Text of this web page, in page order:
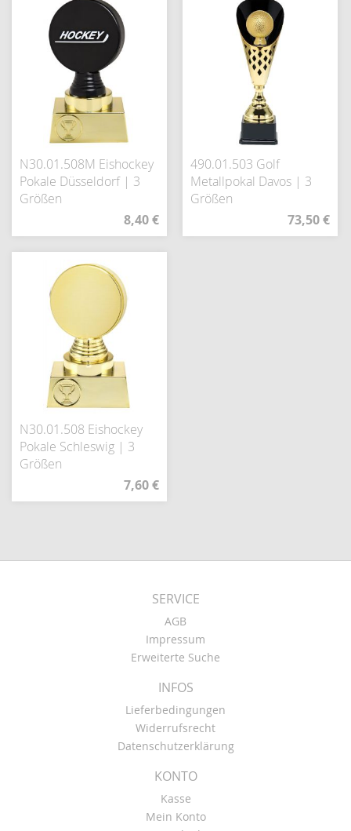
N30.01.508M Eishockey
Pokale Düsseldorf | 3
Größen
8,40 €
490.01.503 Golf
Metallpokal Davos | 3
Größen
73,50 €
N30.01.508 Eishockey
Pokale Schleswig | 3
Größen
7,60 €
SERVICE
AGB
Impressum
Erweiterte Suche
INFOS
Lieferbedingungen
Widerrufsrecht
Datenschutzerklärung
KONTO
Kasse
Mein Konto